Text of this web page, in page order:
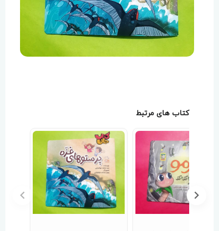
کتاب های مرتبط